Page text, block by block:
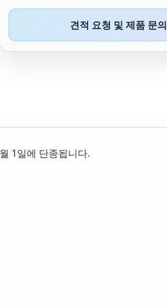
견적 요청 및 제품 문의
1일에 단종됩니다.